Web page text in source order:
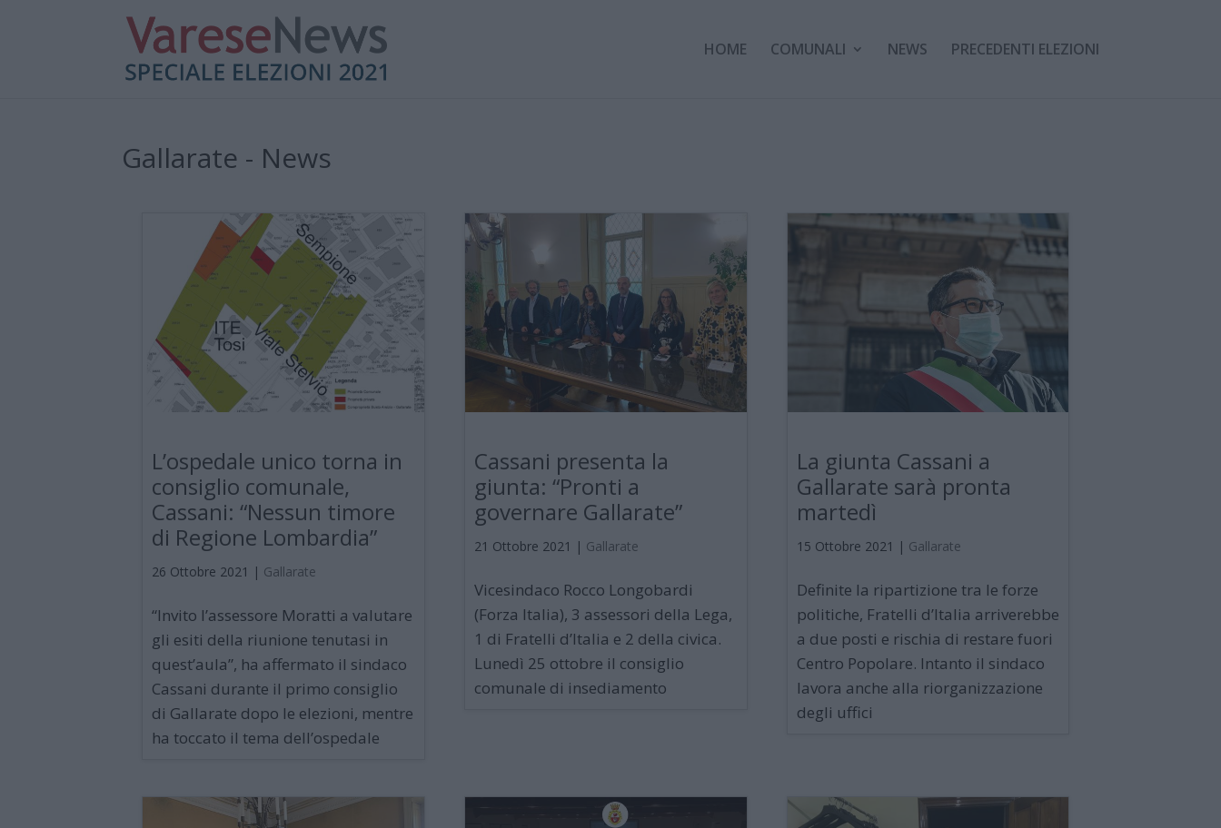
HOME COMUNALI NEWS PRECEDENTI ELEZIONI
Gallarate - News
L’ospedale unico torna in
consiglio comunale,
Cassani: “Nessun timore
di Regione Lombardia”
26 Ottobre 2021 | Gallarate
“Invito l’assessore Moratti a valutare
gli esiti della riunione tenutasi in
quest’aula”, ha affermato il sindaco
Cassani durante il primo consiglio
di Gallarate dopo le elezioni, mentre
ha toccato il tema dell’ospedale
Cassani presenta la
giunta: “Pronti a
governare Gallarate”
21 Ottobre 2021 | Gallarate
Vicesindaco Rocco Longobardi
(Forza Italia), 3 assessori della Lega,
1 di Fratelli d’Italia e 2 della civica.
Lunedì 25 ottobre il consiglio
comunale di insediamento
La giunta Cassani a
Gallarate sarà pronta
martedì
15 Ottobre 2021 | Gallarate
Definite la ripartizione tra le forze
politiche, Fratelli d’Italia arriverebbe
a due posti e rischia di restare fuori
Centro Popolare. Intanto il sindaco
lavora anche alla riorganizzazione
degli uffici